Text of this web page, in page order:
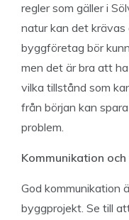
regler som gäller i
natur kan det
byggföretag bör
men det är bra att
vilka tillstånd som
från början kan
problem.
Kommunikation
God kommunikation
byggprojekt. Se till